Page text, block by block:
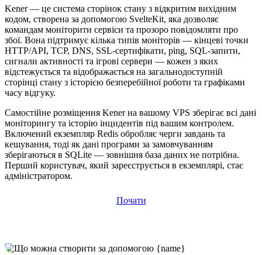
Kener — це система сторінок стану з відкритим вихідним
кодом, створена за допомогою SvelteKit, яка дозволяє
командам моніторити сервіси та прозоро повідомляти про
збої. Вона підтримує кілька типів моніторів — кінцеві точки
HTTP/API, TCP, DNS, SSL-сертифікати, ping, SQL-запити,
сигнали активності та ігрові сервери — кожен з яких
відстежується та відображається на загальнодоступній
сторінці стану з історією безперебійної роботи та графіками
часу відгуку.
Самостійне розміщення Kener на вашому VPS зберігає всі дані
моніторингу та історію інцидентів під вашим контролем.
Включений екземпляр Redis обробляє черги завдань та
кешування, тоді як дані програми за замовчуванням
зберігаються в SQLite — зовнішня база даних не потрібна.
Перший користувач, який зареєструється в екземплярі, стає
адміністратором.
Почати